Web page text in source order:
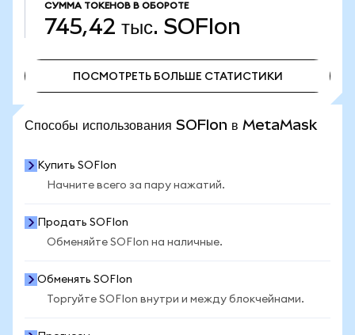
СУММА ТОКЕНОВ В ОБОРОТЕ
745,42 тыс. SOFIon
ПОСМОТРЕТЬ БОЛЬШЕ СТАТИСТИКИ
Способы использования SOFIon в MetaMask
Купить SOFIon
Начните всего за пару нажатий.
Продать SOFIon
Обменяйте SOFIon на наличные.
Обменять SOFIon
Торгуйте SOFIon внутри и между блокчейнами.